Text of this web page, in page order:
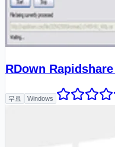
RDown
무료 Windows